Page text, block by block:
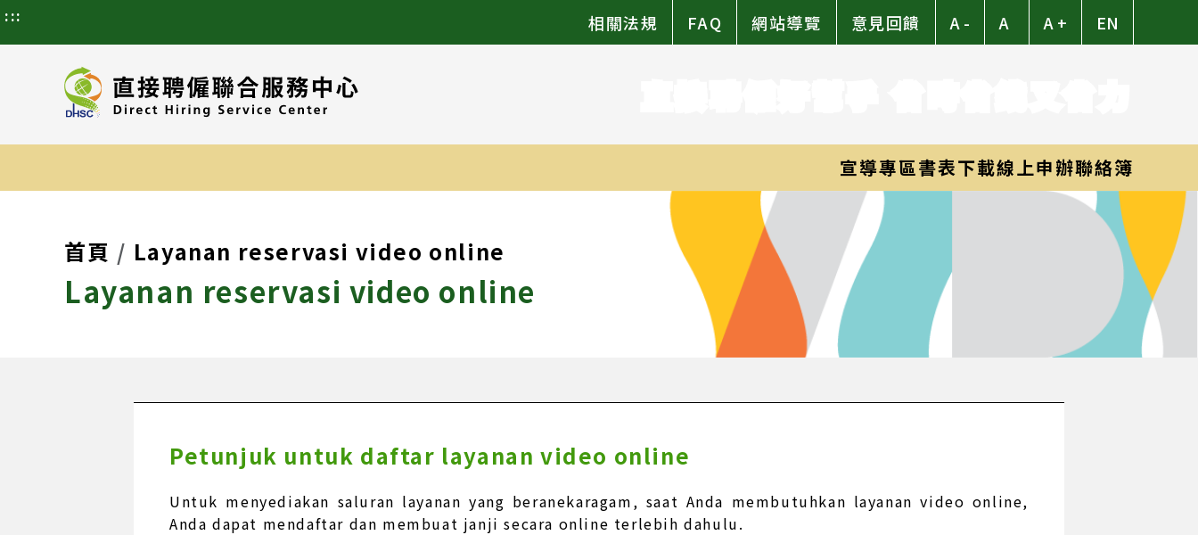
::: 相關法規 FAQ 網站導覽 意見回饋 A - A A + EN
宣導專區書表下載線上申辦聯絡簿
首頁 Layanan reservasi video online
Layanan reservasi video online
Petunjuk untuk daftar layanan video online
Untuk menyediakan saluran layanan yang beranekaragam, saat Anda membutuhkan layanan video online,
Anda dapat mendaftar dan membuat janji secara online terlebih dahulu.